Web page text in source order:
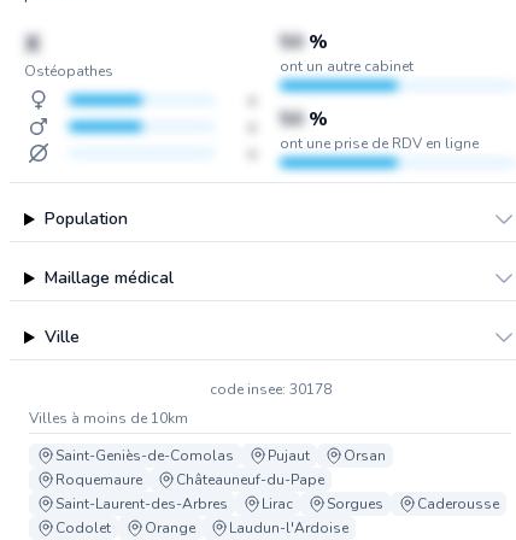
X
Ostéopathes
50 %
ont un autre cabinet
50 %
ont une prise de RDV en ligne
Population
Maillage médical
Ville
code insee: 30178
Villes à moins de 10km
Saint-Geniès-de-Comolas
Pujaut
Orsan
Roquemaure
Châteauneuf-du-Pape
Saint-Laurent-des-Arbres
Lirac Sorgues
Caderousse
Codolet
Orange Laudun-l'Ardoise